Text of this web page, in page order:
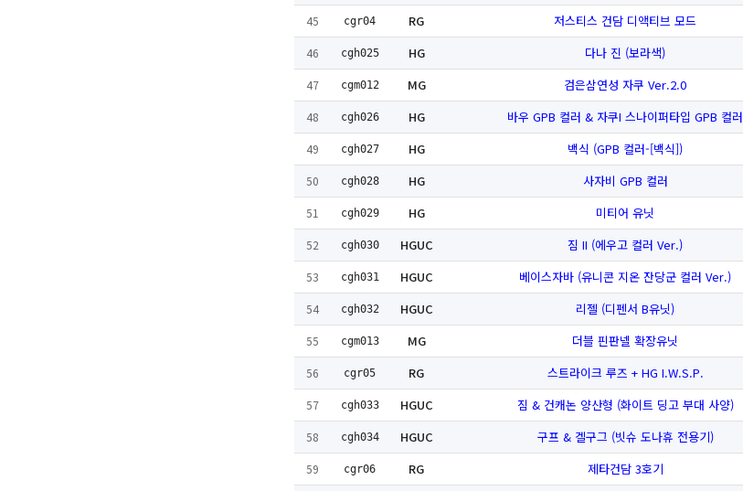
45 cgr04 RG 저스티스 건담 디액티브 모드
46 cgh025 HG 다나 진 (보라색)
47 cgm012 MG 검은삼연성 자쿠 Ver.2.0
48 cgh026 HG 바우 GPB 컬러 & 자쿠I 스나이퍼타입 GPB 컬러
49 cgh027 HG 백식 (GPB 컬러-[백식])
50 cgh028 HG 사자비 GPB 컬러
51 cgh029 HG 미티어 유닛
52 cgh030 HGUC 짐 II (에우고 컬러 Ver.)
53 cgh031 HGUC 베이스자바 (유니콘 지온 잔당군 컬러 Ver.)
54 cgh032 HGUC 리젤 (디펜서 B유닛)
55 cgm013 MG 더블 핀판넬 확장유닛
56 cgr05 RG 스트라이크 루즈 + HG I.W.S.P.
57 cgh033 HGUC 짐 & 건캐논 양산형 (화이트 딩고 부대 사양)
58 cgh034 HGUC 구프 & 겔구그 (빗슈 도나휴 전용기)
59 cgr06 RG 제타건담 3호기